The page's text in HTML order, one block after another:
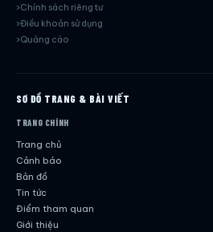
Chính sách riêng tư
Điều khoản sử dụng
Quảng cáo
SƠ ĐỒ TRANG & BÀI VIẾT
TRANG CHÍNH
Trang chủ
Cảnh báo
Bản đồ
Tin tức
Điểm tham quan
Giới thiệu